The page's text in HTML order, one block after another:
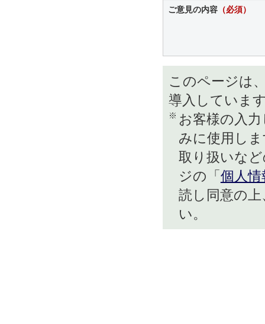
ご意見の内容 （必須）
このページは
導入していま
※ お客様の入
みに使用し
取り扱いな
ジの「個人情
読し同意の
い。